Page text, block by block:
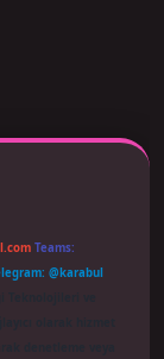
Teams:
@karabul